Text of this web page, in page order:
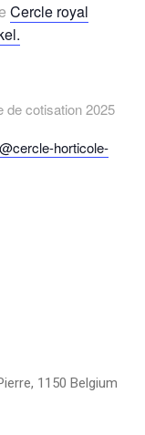
Cercle royal
de cotisation 2025
horticole-
, 1150 Belgium